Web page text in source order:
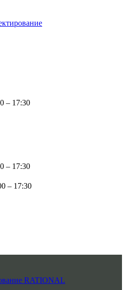
– 17:30
– 17:30
– 17:30
RATIONAL